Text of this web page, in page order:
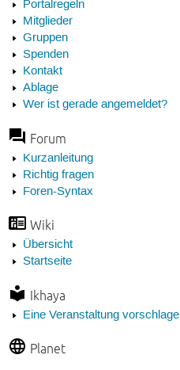
Portalregeln
Mitglieder
Gruppen
Spenden
Kontakt
Ablage
Wer ist gerade angemeldet?
Forum
Kurzanleitung
Richtig fragen
Foren-Syntax
Wiki
Übersicht
Startseite
Ikhaya
Eine Veranstaltung
Planet